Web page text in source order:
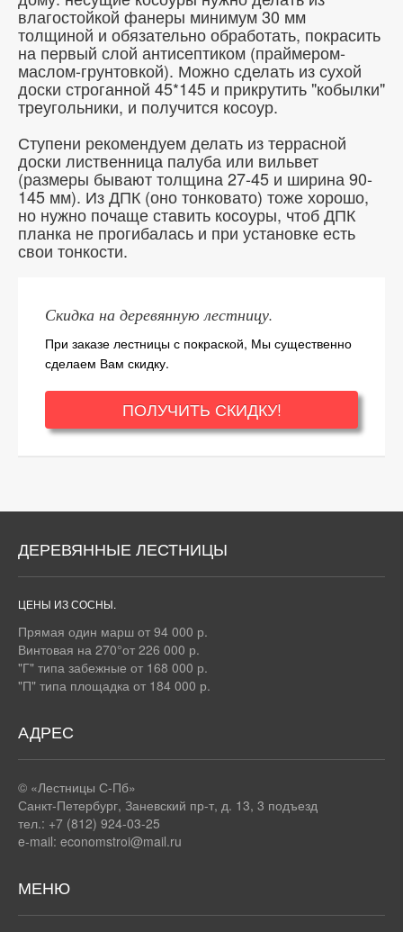
влагостойкой фанеры минимум 30 мм
толщиной и обязательно обработать, покрасить
на первый слой антисептиком (праймером-
маслом-грунтовкой). Можно сделать из сухой
доски строганной 45*145 и прикрутить "кобылки"
треугольники, и получится косоур.
Ступени рекомендуем делать из террасной
доски лиственница палуба или вильвет
(размеры бывают толщина 27-45 и ширина 90-
145 мм). Из ДПК (оно тонковато) тоже хорошо,
но нужно почаще ставить косоуры, чтоб ДПК
планка не прогибалась и при установке есть
свои тонкости.
Скидка на деревянную лестницу.
При заказе лестницы с покраской, Мы существенно
сделаем Вам скидку.
ПОЛУЧИТЬ СКИДКУ!
ДЕРЕВЯННЫЕ ЛЕСТНИЦЫ
ЦЕНЫ ИЗ СОСНЫ.
Прямая один марш от 94 000 р.
Винтовая на 270°от 226 000 р.
"Г" типа забежные от 168 000 р.
"П" типа площадка от 184 000 р.
АДРЕС
© «Лестницы С-Пб»
Санкт-Петербург, Заневский пр-т, д. 13, 3 подъезд
тел.: +7 (812) 924-03-25
e-mail: economstroi@mail.ru
МЕНЮ